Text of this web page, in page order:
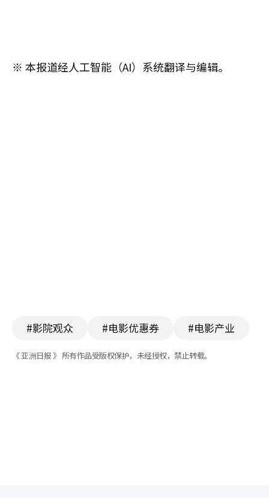
※ 本报道经人工智能（AI）系统翻译与编辑。
#影院观众 #电影优惠券 #电影产业
《 亚洲日报 》 所有作品受版权保护，未经授权，禁止转载。